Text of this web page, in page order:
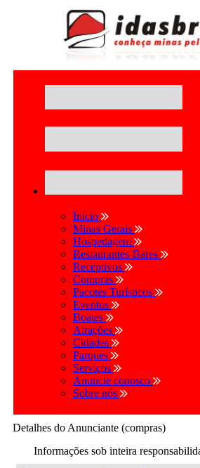
Início
Minas Gerais
Hospedagem
Restaurantes-Bares
Receptivos
Compras
Pacotes Turísticos
Eventos
Boates
Atrações
Cidades
Parques
Serviços
Anuncie conosco
Sobre nós
Detalhes do Anunciante (compras)
Informações sob inteira